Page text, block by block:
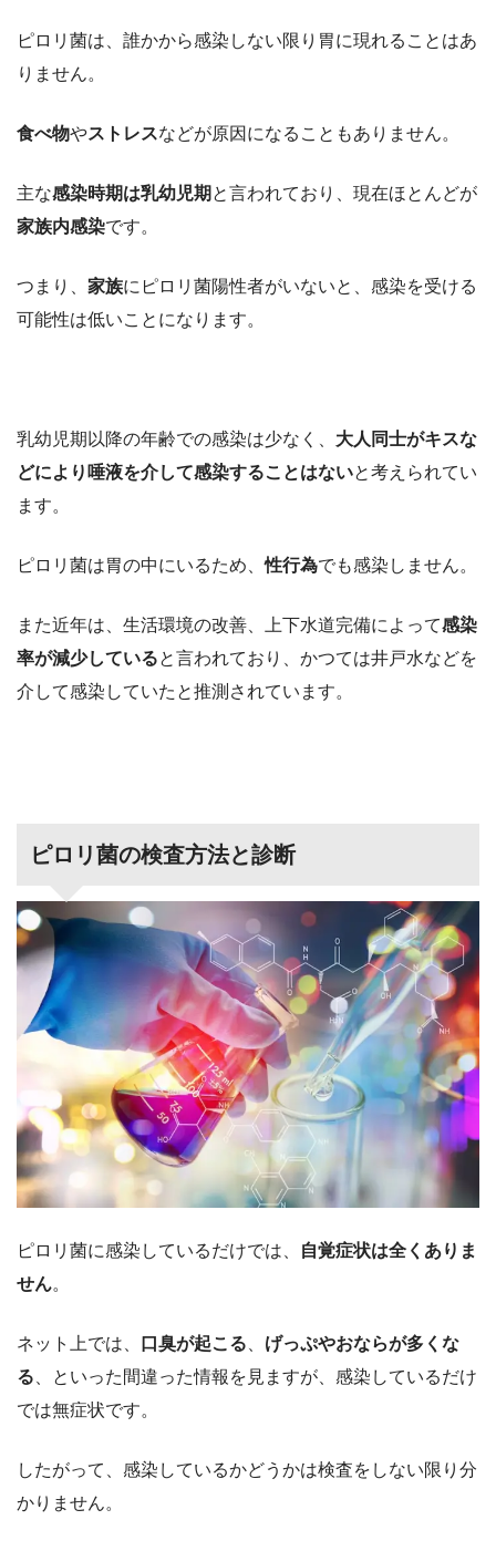
ピロリ菌は、誰かから感染しない限り胃に現れることはあ
りません。
食べ物やストレスなどが原因になることもありません。
主な感染時期は乳幼児期 と言われており、現在ほとんどが
家族内感染です。
つまり、 家族にピロリ菌陽性者がいないと、感染を受ける
可能性は低いことになります。
乳幼児期以降の年齢での感染は少なく、 大人同士がキスな
どにより唾液を介して感染することはないと考えられてい
ます。
ピロリ菌は胃の中にいるため、性行為でも感染しません。
また近年は、生活環境の改善、上下水道完備によって感染
率が減少していると言われており、かつては井戸水などを
介して感染していたと推測されています。
ピロリ菌の検査方法と診断
ピロリ菌に感染しているだけでは、
自覚症状は全くありま
せん。
ネット上では、 口臭が起こる
げっぷやおならが多くな
る 、といった間違った情報を見ますが、感染しているだけ
では無症状です。
したがって、感染しているかどうかは検査をしない限り分
かりません。